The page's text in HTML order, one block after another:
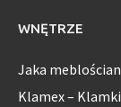
WNĘTRZE
Jaka
Klamex –